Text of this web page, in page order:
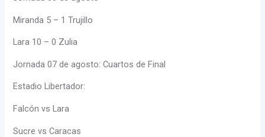
Miranda 5 – 1 Trujillo
Lara 10 – 0 Zulia
Jornada 07 de agosto: Cuartos de Final
Estadio Libertador:
Falcón vs Lara
Sucre vs Caracas